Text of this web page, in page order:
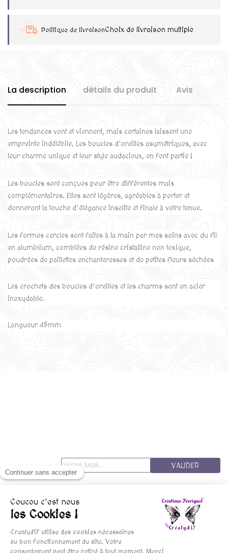
Politique de livraisonChoix de livraison multiple
La description détails du produit Avis
Les tendances vont et viennent, mais certaines laissent une
empreinte indélébile. Les boucles d’oreilles asymétriques, avec
leur charme unique et leur style audacieux, en font partie !
Les boucles sont conçues pour être différentes mais
complémentaires. Elles sont légères, agréables à porter et
donneront la touche d'élégance insolite et finale à votre tenue.
Les formes cercles sont faites à la main par mes soins avec du fil
en aluminium, comblées de résine cristalline non toxique,
poudrées de paillettes enchanteresses et de petites fleurs séchées
Les crochets des boucles d'oreilles et les charms sont en acier
inoxydable.
Longueur 45mm
VALIDER